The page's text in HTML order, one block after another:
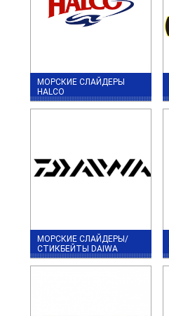
МОРСКИЕ СЛАЙДЕРЫ
HALCO
МОРСКИЕ СЛАЙДЕРЫ/
СТИКБЕЙТЫ DAIWA